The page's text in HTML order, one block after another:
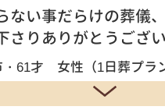
ない事だらけの葬儀
さりありがとうござい
61才 女性（1日葬プラ